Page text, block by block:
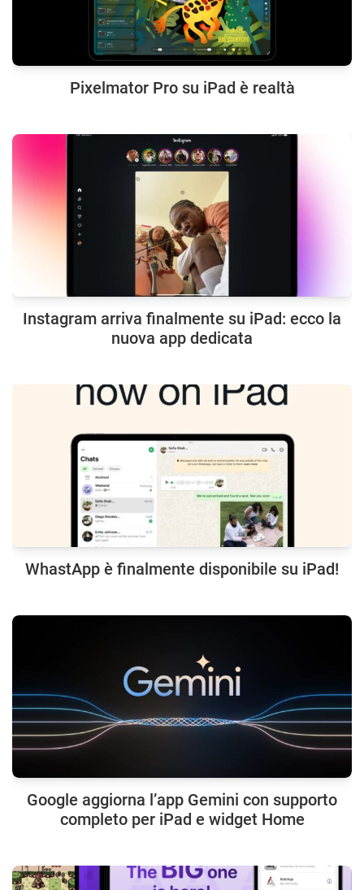
Pixelmator Pro su iPad è realtà
Instagram arriva finalmente su iPad: ecco la
nuova app dedicata
WhastApp è finalmente disponibile su iPad!
Google aggiorna l’app Gemini con supporto
completo per iPad e widget Home